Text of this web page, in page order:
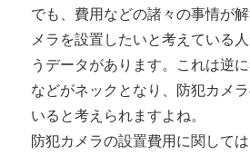
でも、費用などの諸々の事情が
メラを設置したいと考えている
うデータがあります。これは逆
などがネックとなり、防犯カメ
いると考えられますよね。
防犯カメラの設置費用に関して